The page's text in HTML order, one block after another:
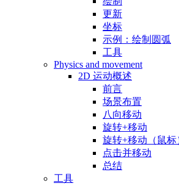
更新
坐标
示例：绘制圆弧
工具
Physics and movement
2D 运动概述
前言
场景布置
八向移动
旋转+移动
旋转+移动（鼠标
点击并移动
总结
工具